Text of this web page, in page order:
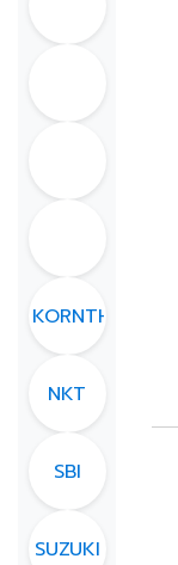
NAKORNTHAI
NKT
SBI
SUZUKI